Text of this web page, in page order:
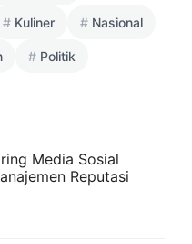
Kuliner Nasional
Politik
Media Sosial
Reputasi